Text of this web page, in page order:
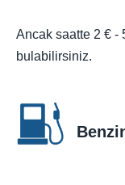
Ancak saatte 2 € -
bulabilirsiniz.